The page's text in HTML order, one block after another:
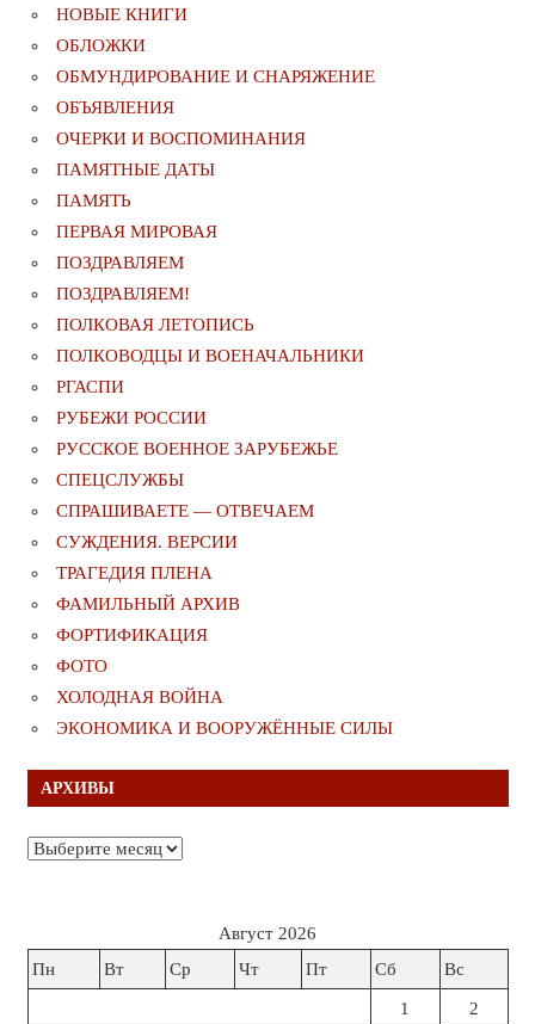
НОВЫЕ КНИГИ
ОБЛОЖКИ
ОБМУНДИРОВАНИЕ И СНАРЯЖЕНИЕ
ОБЪЯВЛЕНИЯ
ОЧЕРКИ И ВОСПОМИНАНИЯ
ПАМЯТНЫЕ ДАТЫ
ПАМЯТЬ
ПЕРВАЯ МИРОВАЯ
ПОЗДРАВЛЯЕМ
ПОЗДРАВЛЯЕМ!
ПОЛКОВАЯ ЛЕТОПИСЬ
ПОЛКОВОДЦЫ И ВОЕНАЧАЛЬНИКИ
РГАСПИ
РУБЕЖИ РОССИИ
РУССКОЕ ВОЕННОЕ ЗАРУБЕЖЬЕ
СПЕЦСЛУЖБЫ
СПРАШИВАЕТЕ — ОТВЕЧАЕМ
СУЖДЕНИЯ. ВЕРСИИ
ТРАГЕДИЯ ПЛЕНА
ФАМИЛЬНЫЙ АРХИВ
ФОРТИФИКАЦИЯ
ФОТО
ХОЛОДНАЯ ВОЙНА
ЭКОНОМИКА И ВООРУЖЁННЫЕ СИЛЫ
АРХИВЫ
Архивы
Август 2026
Пн
Вт Ср Чт Пт Сб Вс
1 2